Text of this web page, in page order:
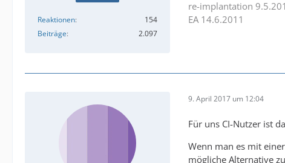
Reaktionen
154
Beiträge
2.097
re-implantation
EA 14.6.2011
9. April 2017 um 12:04
Für uns CI-Nutzer ist
Wenn man es mit
mögliche Alternative